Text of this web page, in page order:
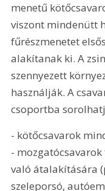
menetű
viszont mindenütt
fűrészmenetet
alakítanak ki. A
szennyezett
használják. A
csoportba
- kötőcsavarok
-
való átalakítására
szeleporsó,